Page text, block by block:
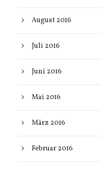
August 2016
Juli 2016
Juni 2016
Mai 2016
März 2016
Februar 2016